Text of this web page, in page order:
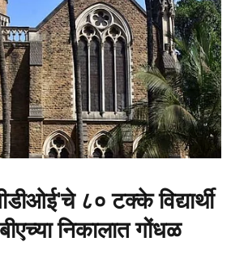
८० टक्के विद्यार्थी
निकालात गोंधळ